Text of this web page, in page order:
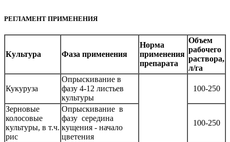
РЕГЛАМЕНТ ПРИМЕНЕНИЯ
Культура Фаза применения
Норма
применения
препарата
Объем
рабочего
раствора,
л/га
Кукуруза
Опрыскивание в
фазу 4-12 листьев
культуры
100-250
Зерновые
колосовые
культуры, в т.ч.
рис
Опрыскивание в
фазу середина
кущения - начало
цветения
100-250